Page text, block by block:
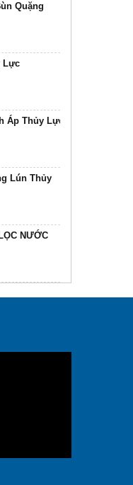
Quặng
Lực
Áp Thủy Lực
Lún Thủy
NƯỚC
Băng Tải